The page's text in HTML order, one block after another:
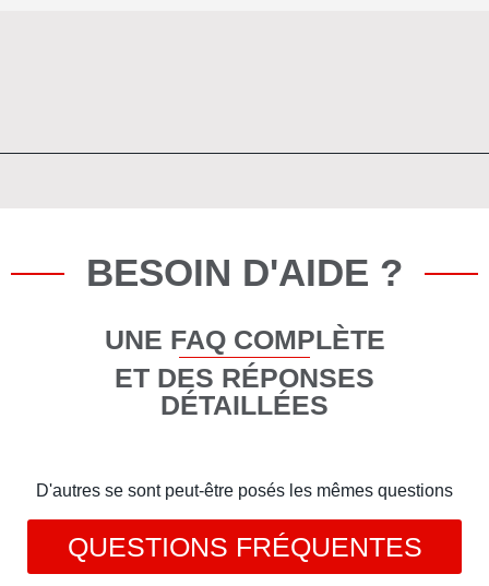
BESOIN D'AIDE ?
UNE FAQ COMPLÈTE
ET DES RÉPONSES
DÉTAILLÉES
D'autres se sont peut-être posés les mêmes questions
QUESTIONS FRÉQUENTES